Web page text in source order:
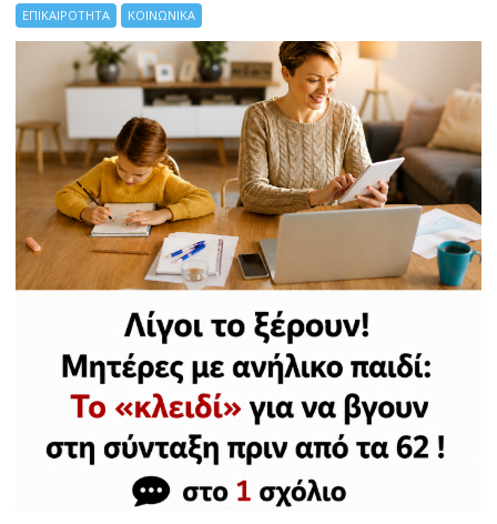
ΕΠΙΚΑΙΡΟΤΗΤΑ ΚΟΙΝΩΝΙΚΑ